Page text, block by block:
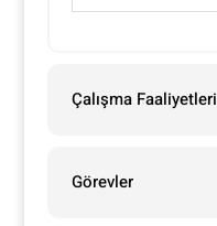
Çalışma Faaliyetleri
Görevler